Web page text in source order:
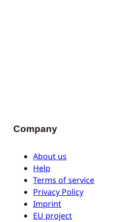
Company
About us
Help
Terms of service
Privacy Policy
Imprint
EU project